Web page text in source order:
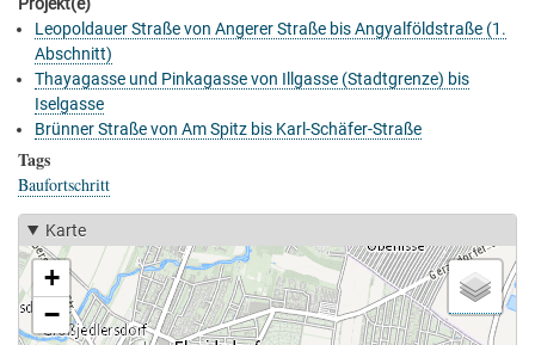
Projekt(e)
Leopoldauer Straße von Angerer Straße bis Angyalföldstraße (1.
Abschnitt)
Thayagasse und Pinkagasse von Illgasse (Stadtgrenze) bis
Iselgasse
Brünner Straße von Am Spitz bis Karl-Schäfer-Straße
Tags
Baufortschritt
Karte
+
−